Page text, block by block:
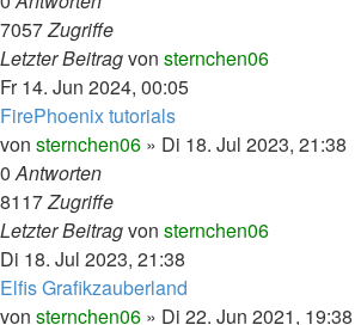
7057Zugriffe
Letzter Beitragvon sternchen06
Fr 14. Jun 2024, 00:05
FirePhoenix tutorials
von sternchen06 » Di 18. Jul 2023, 21:38
0Antworten
8117Zugriffe
Letzter Beitragvon sternchen06
Di 18. Jul 2023, 21:38
Elfis Grafikzauberland
von sternchen06 » Di 22. Jun 2021, 19:38